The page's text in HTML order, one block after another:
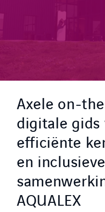
NIEUWS &
CONTACT
Axele on-
digitale gids
efficiënte
en inclusieve
AQUALEX